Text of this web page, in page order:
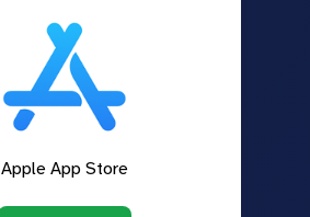
Apple App Store